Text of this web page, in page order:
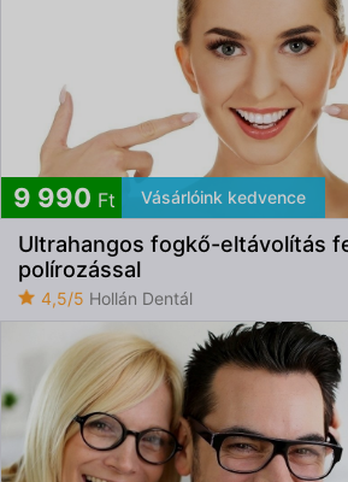
9 990 Ft Vásárlóink kedvence
Ultrahangos fogkő-eltávolítás
polírozással
4,5/5 Hollán Dentál